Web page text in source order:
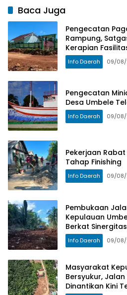
Umbele Hampir
Rampung Berkat
Sinergitas Satgas
TMMD dan
Masyarakat
Terwujud
Baca Juga
Pengecatan
Rampung,
Kerapian
Info Daerah 09/
Pengecatan
Desa Umbele
Info Daerah 09/
Pekerjaan
Tahap Finishing
Info Daerah 09/
Pembukaan
Kepulauan
Berkat
Masyarakat
Info Daerah 09/
Masyarakat
Bersyukur,
Dinantikan Kini